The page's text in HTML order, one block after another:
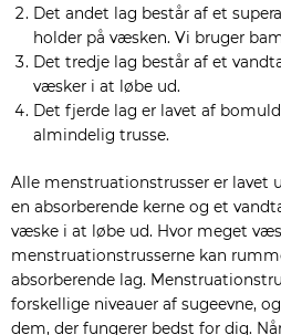
Det andet lag består af et
holder på væsken. Vi bruger
Det tredje lag består af et
væsker i at løbe ud.
Det fjerde lag er lavet af
almindelig trusse.
Alle menstruationstrusser er lavet
en absorberende kerne og et
væske i at løbe ud. Hvor meget
menstruationstrusserne kan
absorberende lag.
forskellige niveauer af sugeevne,
dem, der fungerer bedst for dig.